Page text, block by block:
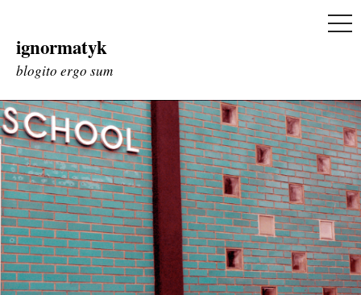
Skip
to
ignormatyk
blogito ergo sum